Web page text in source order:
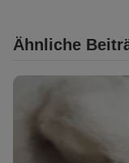
Ähnliche